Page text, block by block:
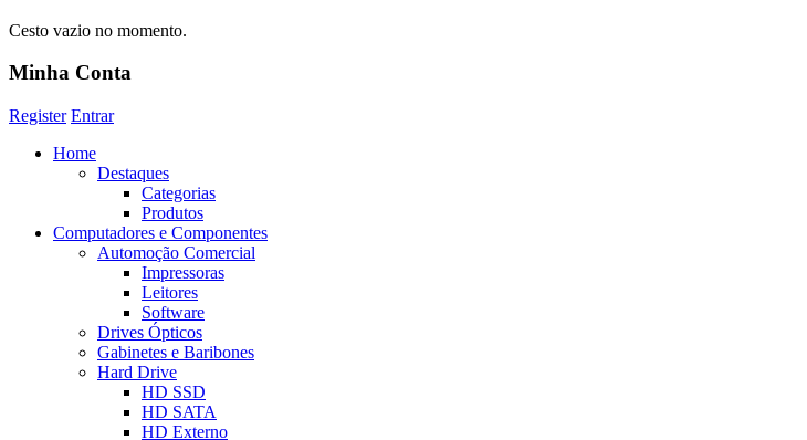
Cesto vazio no momento.
Minha Conta
Register Entrar
Home
Destaques
Categorias
Produtos
Computadores e Componentes
Automoção Comercial
Impressoras
Leitores
Software
Drives Ópticos
Gabinetes e Baribones
Hard Drive
HD SSD
HD SATA
HD Externo